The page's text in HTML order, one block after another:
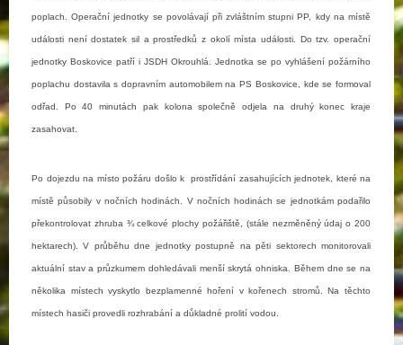
poplach. Operační jednotky se povolávají při zvláštním stupni PP, kdy na místě
události není dostatek sil a prostředků z okolí místa události. Do tzv. operační
jednotky Boskovice patří i JSDH Okrouhlá. Jednotka se po vyhlášení požárního
poplachu dostavila s dopravním automobilem na PS Boskovice, kde se formoval
odřad. Po 40 minutách pak kolona společně odjela na druhý konec kraje
zasahovat.
Po dojezdu na místo požáru došlo k prostřídání zasahujících jednotek, které na
místě působily v nočních hodinách. V nočních hodinách se jednotkám podařilo
překontrolovat zhruba ¾ celkové plochy požářiště, (stále nezměněný údaj o 200
hektarech). V průběhu dne jednotky postupně na pěti sektorech monitorovali
aktuální stav a průzkumem dohledávali menší skrytá ohniska. Během dne se na
několika místech vyskytlo bezplamenné hoření v kořenech stromů. Na těchto
místech hasiči provedli rozhrabání a důkladné prolití vodou.